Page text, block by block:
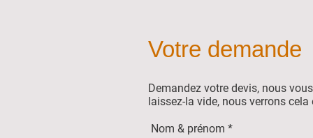
Votre demande
Demandez votre devis, nous
laissez-la vide, nous verrons cela
Nom & prénom *